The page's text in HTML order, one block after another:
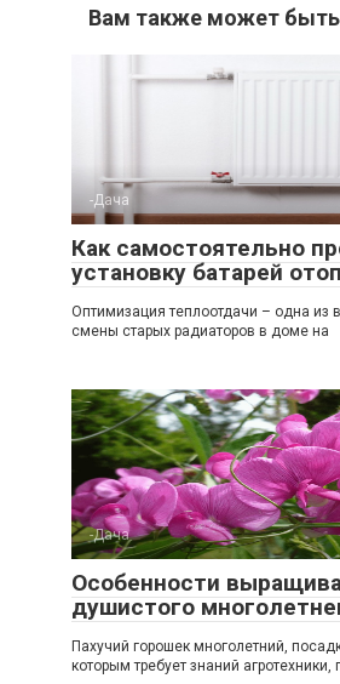
Вам также может быть
-Дача
Как самостоятельно
установку батарей
Оптимизация теплоотдачи – одна из
смены старых радиаторов в доме на
-Дача
Особенности
душистого
Пахучий горошек многолетний,
которым требует знаний агротехники,